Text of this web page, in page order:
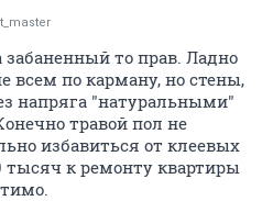
то прав. Ладно
всем по карману, но стены,
напряга "натуральными"
травой пол не
избавиться от клеевых
к ремонту квартиры